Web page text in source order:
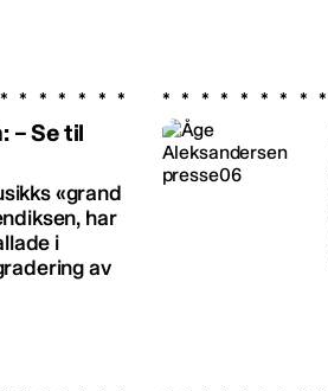
– Se til
«grand
har
i
av